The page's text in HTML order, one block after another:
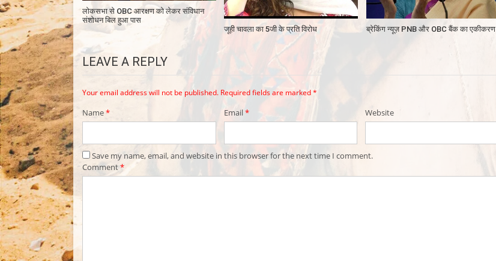
लोकसभा से OBC आरक्षण को लेकर संविधान
संशोधन बिल हुआ पास
जूही चावला का 5जी के प्रति विरोध
ब्रेकिंग न्यूज़ PNB और OBC बैंक का एकीकरण
LEAVE A REPLY
Your email address will not be published. Required fields are marked*
Name* Email* Website
Save my name, email, and website in this browser for the next time I comment.
Comment*